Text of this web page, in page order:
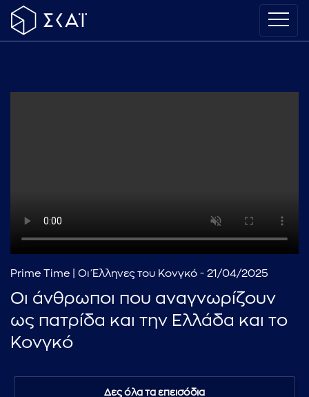
Prime Time | Οι Έλληνες του Κονγκό - 21/04/2025
Οι άνθρωποι που αναγνωρίζουν
ως πατρίδα και την Ελλάδα και το
Κονγκό
Δες όλα τα επεισόδια